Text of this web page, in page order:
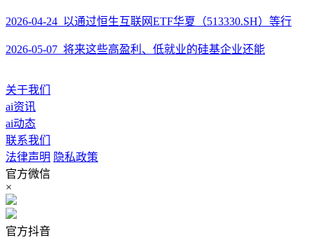
2026-04-24 以通过恒生互联网ETF华夏（513330.SH）等行
2026-05-07 将来这些高盈利、低就业的硅基企业还能
关于我们
ai资讯
ai动态
联系我们
法律声明 隐私政策
官方微信
×
官方抖音